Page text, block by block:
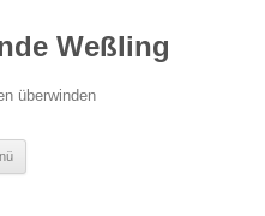
Weßling
überwinden